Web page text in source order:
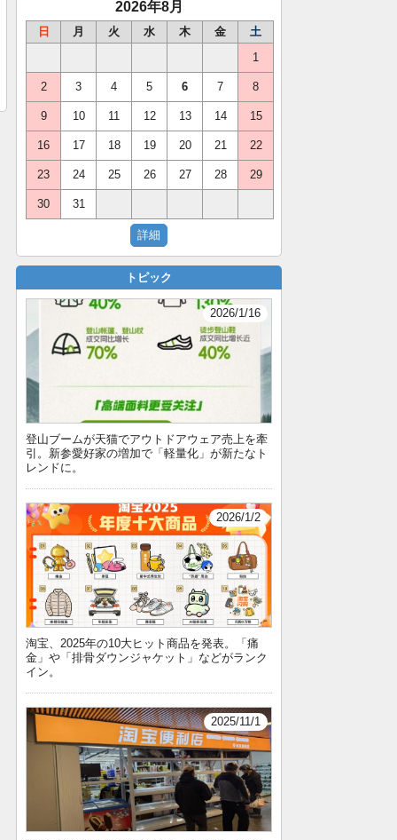
2026年8月
日 月 火 水 木 金
土
1
2 3 4 5 6 7 8
9 10 11 12 13 14 15
16 17 18 19 20 21 22
23 24 25 26 27 28 29
30 31
トピック
2026/1/16
登山ブームが天猫でアウトドアウェア売上を牽
引。新参愛好家の増加で「軽量化」が新たなト
レンドに。
2026/1/2
淘宝、2025年の10大ヒット商品を発表。「痛
金」や「排骨ダウンジャケット」などがランク
イン。
2025/11/1